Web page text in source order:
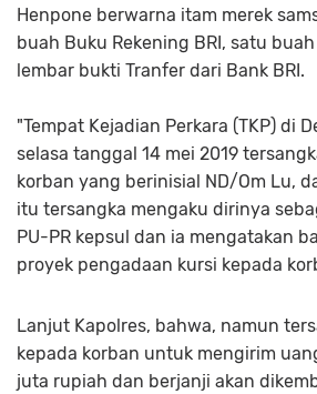
Henpone berwarna itam merek
buah Buku Rekening BRI, satu
lembar bukti Tranfer dari Bank BRI.
"Tempat Kejadian Perkara (TKP) di
selasa tanggal 14 mei 2019
korban yang berinisial ND/Om Lu,
itu tersangka mengaku dirinya
PU-PR kepsul dan ia mengatakan
proyek pengadaan kursi kepada
Lanjut Kapolres, bahwa, namun
kepada korban untuk mengirim
juta rupiah dan berjanji akan